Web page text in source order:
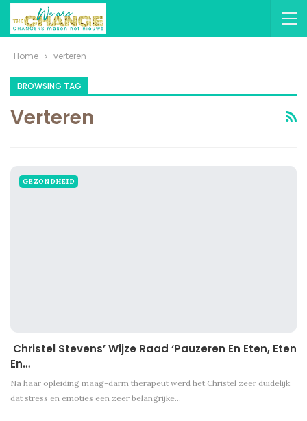
Home verteren
BROWSING TAG
Verteren
GEZONDHEID
Christel Stevens’ Wijze Raad ‘Pauzeren En Eten, Eten
En…
Na haar opleiding maag-darm therapeut werd het Christel zeer duidelijk
dat stress en emoties een zeer belangrijke…